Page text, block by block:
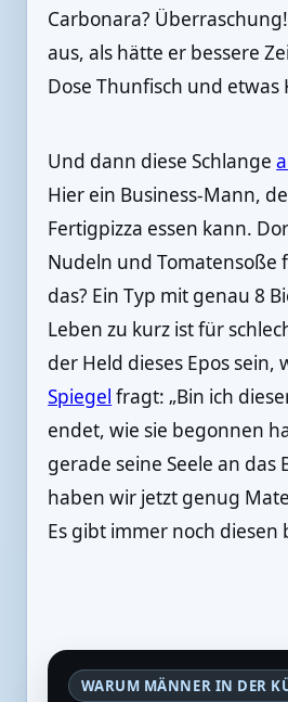
Carbonara?
aus, als hätte er bessere
Dose Thunfisch und
Und dann diese Schlange
Hier ein Business-Mann,
Fertigpizza essen kann.
Nudeln und Tomatensoße
das? Ein Typ mit genau 8
Leben zu kurz ist für
der Held dieses Epos
Spiegel fragt: „Bin ich
endet, wie sie begonnen
gerade seine Seele an
haben wir jetzt genug
Es gibt immer noch
WARUM MÄNNER IN DER